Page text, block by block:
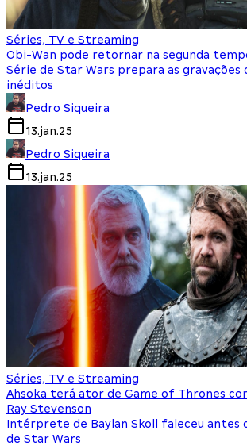
Séries, TV e Streaming
Obi-Wan pode retornar na segunda
Série de Star Wars prepara as gravações
inéditos
Pedro Siqueira
13.jan.25
Pedro Siqueira
13.jan.25
Séries, TV e Streaming
Ahsoka terá ator de Game of Thrones
Ray Stevenson
Intérprete de Baylan Skoll faleceu antes
de Star Wars